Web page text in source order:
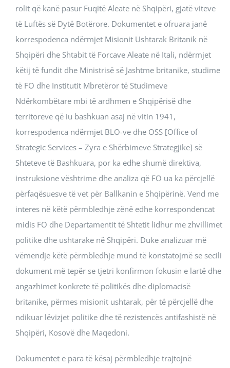
rolit që kanë pasur Fuqitë Aleate në Shqipëri, gjatë viteve
të Luftës së Dytë Botërore. Dokumentet e ofruara janë
korrespodenca ndërmjet Misionit Ushtarak Britanik në
Shqipëri dhe Shtabit të Forcave Aleate në Itali, ndërmjet
këtij të fundit dhe Ministrisë së Jashtme britanike, studime
të FO dhe Institutit Mbretëror të Studimeve
Ndërkombëtare mbi të ardhmen e Shqipërisë dhe
territoreve që iu bashkuan asaj në vitin 1941,
korrespodenca ndërmjet BLO-ve dhe OSS [Office of
Strategic Services – Zyra e Shërbimeve Strategjike] së
Shteteve të Bashkuara, por ka edhe shumë direktiva,
instruksione vështrime dhe analiza që FO ua ka përcjellë
përfaqësuesve të vet për Ballkanin e Shqipërinë. Vend me
interes në këtë përmbledhje zënë edhe korrespondencat
midis FO dhe Departamentit të Shtetit lidhur me zhvillimet
politike dhe ushtarake në Shqipëri. Duke analizuar më
vëmendje këtë përmbledhje mund të konstatojmë se secili
dokument më tepër se tjetri konfirmon fokusin e lartë dhe
angazhimet konkrete të politikës dhe diplomacisë
britanike, përmes misionit ushtarak, për të përcjellë dhe
ndikuar lëvizjet politike dhe të rezistencës antifashistë në
Shqipëri, Kosovë dhe Maqedoni.
Dokumentet e para të kësaj përmbledhje trajtojnë